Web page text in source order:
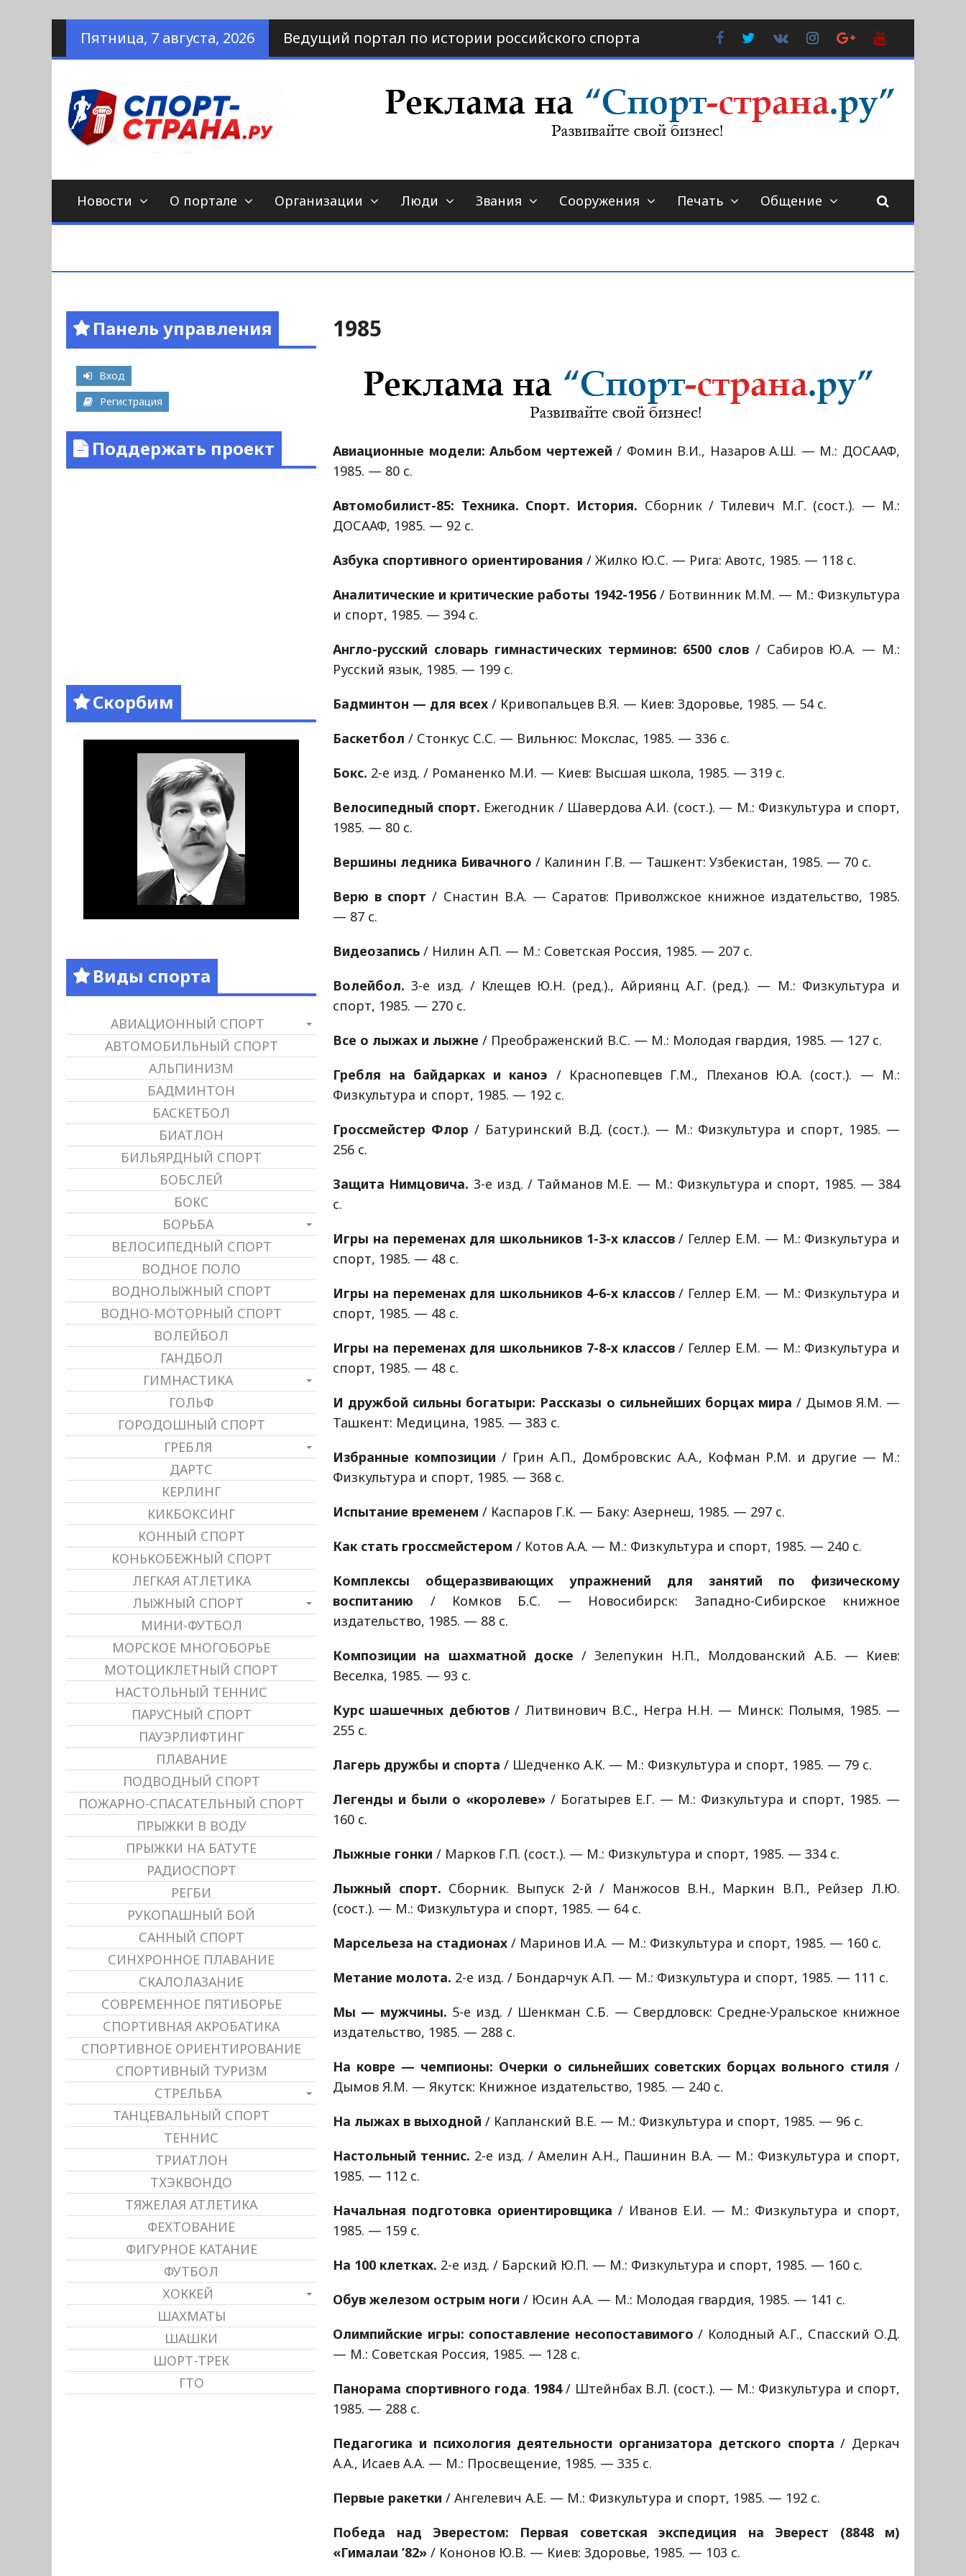
НаверхПятница, 7 августа, 2026 Ведущий портал по истории российского спорта FacebookTwitter
Контакте
Instagram
Google
Plus
Спорт-страна.ру
портал по истории спорта
Новости О портале Организации Люди Звания Сооружения Печать Общение
1985
Авиационные модели: Альбом чертежей / Фомин В.И., Назаров А.Ш. — М.: ДОСААФ,
1985. — 80 с.
Автомобилист-85: Техника. Спорт. История. Сборник / Тилевич М.Г. (сост.). — М.:
ДОСААФ, 1985. — 92 с.
Азбука спортивного ориентирования / Жилко Ю.С. — Рига: Авотс, 1985. — 118 с.
Аналитические и критические работы 1942-1956/ Ботвинник М.М. — М.: Физкультура
и спорт, 1985. — 394 с.
Англо-русский словарь гимнастических терминов: 6500 слов / Сабиров Ю.А. — М.:
Русский язык, 1985. — 199 с.
Бадминтон — для всех / Кривопальцев В.Я. — Киев: Здоровье, 1985. — 54 с.
Баскетбол / Стонкус С.С. — Вильнюс: Мокслас, 1985. — 336 с.
Бокс. 2-е изд. / Романенко М.И. — Киев: Высшая школа, 1985. — 319 с.
Велосипедный спорт. Ежегодник / Шавердова А.И. (сост.). — М.: Физкультура и спорт,
1985. — 80 с.
Вершины ледника Бивачного / Калинин Г.В. — Ташкент: Узбекистан, 1985. — 70 с.
Верю в спорт / Снастин В.А. — Саратов: Приволжское книжное издательство, 1985.
— 87 с.
Видеозапись / Нилин А.П. — М.: Советская Россия, 1985. — 207 с.
Волейбол. 3-е изд. / Клещев Ю.Н. (ред.)., Айриянц А.Г. (ред.). — М.: Физкультура и
спорт, 1985. — 270 с.
Все о лыжах и лыжне / Преображенский В.С. — М.: Молодая гвардия, 1985. — 127 с.
Гребля на байдарках и каноэ / Краснопевцев Г.М., Плеханов Ю.А. (сост.). — М.:
Физкультура и спорт, 1985. — 192 с.
Гроссмейстер Флор / Батуринский В.Д. (сост.). — М.: Физкультура и спорт, 1985. —
256 с.
Защита Нимцовича. 3-е изд. / Тайманов М.Е. — М.: Физкультура и спорт, 1985. — 384
с.
Игры на переменах для школьников 1-3-х классов/ Геллер Е.М. — М.: Физкультура и
спорт, 1985. — 48 с.
Игры на переменах для школьников 4-6-х классов/ Геллер Е.М. — М.: Физкультура и
спорт, 1985. — 48 с.
Игры на переменах для школьников 7-8-х классов/ Геллер Е.М. — М.: Физкультура и
спорт, 1985. — 48 с.
И дружбой сильны богатыри: Рассказы о сильнейших борцах мира / Дымов Я.М. —
Ташкент: Медицина, 1985. — 383 с.
Избранные композиции / Грин А.П., Домбровскис А.А., Кофман Р.М. и другие — М.:
Физкультура и спорт, 1985. — 368 с.
Испытание временем / Каспаров Г.К. — Баку: Азернеш, 1985. — 297 с.
Как стать гроссмейстером / Котов А.А. — М.: Физкультура и спорт, 1985. — 240 с.
Комплексы общеразвивающих упражнений для занятий по физическому
воспитанию / Комков Б.С. — Новосибирск: Западно-Сибирское книжное
издательство, 1985. — 88 с.
Композиции на шахматной доске / Зелепукин Н.П., Молдованский А.Б. — Киев:
Веселка, 1985. — 93 с.
Курс шашечных дебютов/ Литвинович В.С., Негра Н.Н. — Минск: Полымя, 1985. —
255 с.
Лагерь дружбы и спорта / Шедченко А.К. — М.: Физкультура и спорт, 1985. — 79 с.
Легенды и были о «королеве»/ Богатырев Е.Г. — М.: Физкультура и спорт, 1985. —
160 с.
Лыжные гонки / Марков Г.П. (сост.). — М.: Физкультура и спорт, 1985. — 334 с.
Лыжный спорт. Сборник. Выпуск 2-й / Манжосов В.Н., Маркин В.П., Рейзер Л.Ю.
(сост.). — М.: Физкультура и спорт, 1985. — 64 с.
Марсельеза на стадионах / Маринов И.А. — М.: Физкультура и спорт, 1985. — 160 с.
Метание молота. 2-е изд. / Бондарчук А.П. — М.: Физкультура и спорт, 1985. — 111 с.
Мы — мужчины. 5-е изд. / Шенкман С.Б. — Свердловск: Средне-Уральское книжное
издательство, 1985. — 288 с.
На ковре — чемпионы: Очерки о сильнейших советских борцах вольного стиля /
Дымов Я.М. — Якутск: Книжное издательство, 1985. — 240 с.
На лыжах в выходной / Капланский В.Е. — М.: Физкультура и спорт, 1985. — 96 с.
Настольный теннис. 2-е изд. / Амелин А.Н., Пашинин В.А. — М.: Физкультура и спорт,
1985. — 112 с.
Начальная подготовка ориентировщика / Иванов Е.И. — М.: Физкультура и спорт,
1985. — 159 с.
На 100 клетках. 2-е изд. / Барский Ю.П. — М.: Физкультура и спорт, 1985. — 160 с.
Обув железом острым ноги / Юсин А.А. — М.: Молодая гвардия, 1985. — 141 с.
Олимпийские игры: сопоставление несопоставимого / Колодный А.Г., Спасский О.Д.
— М.: Советская Россия, 1985. — 128 с.
Панорама спортивного года. 1984/ Штейнбах В.Л. (сост.). — М.: Физкультура и спорт,
1985. — 288 с.
Педагогика и психология деятельности организатора детского спорта / Деркач
А.А., Исаев А.А. — М.: Просвещение, 1985. — 335 с.
Первые ракетки / Ангелевич А.Е. — М.: Физкультура и спорт, 1985. — 192 с.
Победа над Эверестом: Первая советская экспедиция на Эверест (8848 м)
«Гималаи ’82» / Кононов Ю.В. — Киев: Здоровье, 1985. — 103 с.
Панель управления
Вход
Регистрация
Поддержать проект
Скорбим
Виды спорта
АВИАЦИОННЫЙ СПОРТ
АВТОМОБИЛЬНЫЙ СПОРТ
АЛЬПИНИЗМ
БАДМИНТОН
БАСКЕТБОЛ
БИАТЛОН
БИЛЬЯРДНЫЙ СПОРТ
БОБСЛЕЙ
БОКС
БОРЬБА
ВЕЛОСИПЕДНЫЙ СПОРТ
ВОДНОЕ ПОЛО
ВОДНОЛЫЖНЫЙ СПОРТ
ВОДНО-МОТОРНЫЙ СПОРТ
ВОЛЕЙБОЛ
ГАНДБОЛ
ГИМНАСТИКА
ГОЛЬФ
ГОРОДОШНЫЙ СПОРТ
ГРЕБЛЯ
ДАРТС
КЕРЛИНГ
КИКБОКСИНГ
КОННЫЙ СПОРТ
КОНЬКОБЕЖНЫЙ СПОРТ
ЛЕГКАЯ АТЛЕТИКА
ЛЫЖНЫЙ СПОРТ
МИНИ-ФУТБОЛ
МОРСКОЕ МНОГОБОРЬЕ
МОТОЦИКЛЕТНЫЙ СПОРТ
НАСТОЛЬНЫЙ ТЕННИС
ПАРУСНЫЙ СПОРТ
ПАУЭРЛИФТИНГ
ПЛАВАНИЕ
ПОДВОДНЫЙ СПОРТ
ПОЖАРНО-СПАСАТЕЛЬНЫЙ СПОРТ
ПРЫЖКИ В ВОДУ
ПРЫЖКИ НА БАТУТЕ
РАДИОСПОРТ
РЕГБИ
РУКОПАШНЫЙ БОЙ
САННЫЙ СПОРТ
СИНХРОННОЕ ПЛАВАНИЕ
СКАЛОЛАЗАНИЕ
СОВРЕМЕННОЕ ПЯТИБОРЬЕ
СПОРТИВНАЯ АКРОБАТИКА
СПОРТИВНОЕ ОРИЕНТИРОВАНИЕ
СПОРТИВНЫЙ ТУРИЗМ
СТРЕЛЬБА
ТАНЦЕВАЛЬНЫЙ СПОРТ
ТЕННИС
ТРИАТЛОН
ТХЭКВОНДО
ТЯЖЕЛАЯ АТЛЕТИКА
ФЕХТОВАНИЕ
ФИГУРНОЕ КАТАНИЕ
ФУТБОЛ
ХОККЕЙ
ШАХМАТЫ
ШАШКИ
ШОРТ-ТРЕК
ГТО